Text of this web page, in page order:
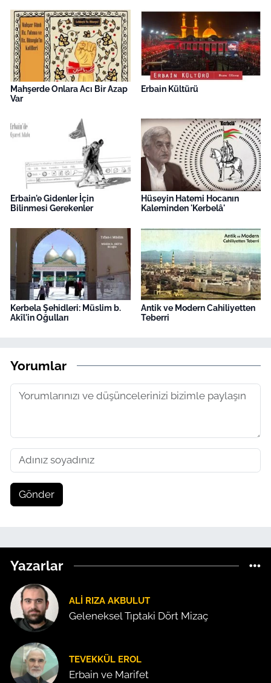
Mahşerde Onlara Acı Bir Azap
Var
Erbain Kültürü
Erbain'e Gidenler İçin
Bilinmesi Gerekenler
Hüseyin Hatemi Hocanın
Kaleminden 'Kerbelâ'
Kerbela Şehidleri: Müslim b.
Akîl'in Oğulları
Antik ve Modern Cahiliyetten
Teberri
Yorumlar
Gönder
Yazarlar
ALI RIZA AKBULUT
Geleneksel Tıptaki Dört Mizaç
TEVEKKÜL EROL
Erbain ve Marifet